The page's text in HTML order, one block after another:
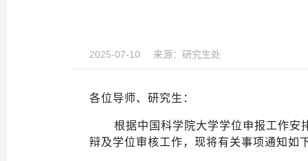
2025-07-10 来源： 研究生处
各位导师、研究生：
根据中国科学院大学学位申报工作安
辩及学位审核工作，现将有关事项通知如